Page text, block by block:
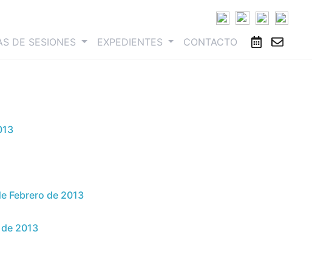
DE SESIONES EXPEDIENTES CONTACTO
Febrero de 2013
2013